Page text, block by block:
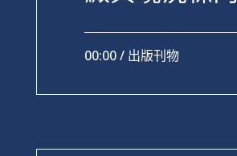
00:00 / 出版刊物